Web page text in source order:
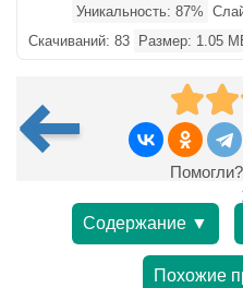
Уникальность: 87%
Скачиваний: 83
Размер: 1.05
Содержание ▼
Похожие